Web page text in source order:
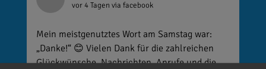
vor 4 Tagen via facebook
Mein meistgenutztes Wort am Samstag war:
„Danke!“ 😊 Vielen Dank für die zahlreichen
Glückwünsche, Nachrichten, Anrufe und die